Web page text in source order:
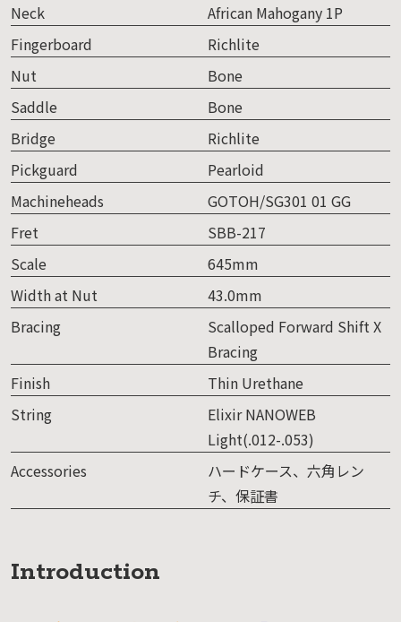
Neck
African Mahogany 1P
Fingerboard
Richlite
Nut
Bone
Saddle
Bone
Bridge
Richlite
Pickguard
Pearloid
Machineheads
GOTOH/SG301 01 GG
Fret
SBB-217
Scale
645mm
Width at Nut
43.0mm
Bracing
Scalloped Forward Shift X
Bracing
Finish
Thin Urethane
String
Elixir NANOWEB
Light(.012-.053)
Accessories
ハードケース、六角レン
チ、保証書
Introduction